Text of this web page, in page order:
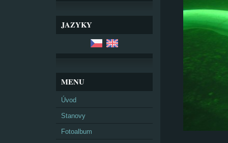
JAZYKY
MENU
Úvod
Stanovy
Fotoalbum